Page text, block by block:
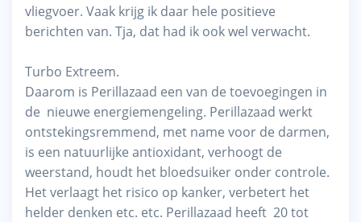
vliegvoer. Vaak krijg ik daar hele positieve
berichten van. Tja, dat had ik ook wel verwacht.
Turbo Extreem.
Daarom is Perillazaad een van de toevoegingen in
de nieuwe energiemengeling. Perillazaad werkt
ontstekingsremmend, met name voor de darmen,
is een natuurlijke antioxidant, verhoogt de
weerstand, houdt het bloedsuiker onder controle.
Het verlaagt het risico op kanker, verbetert het
helder denken etc. etc. Perillazaad heeft 20 tot